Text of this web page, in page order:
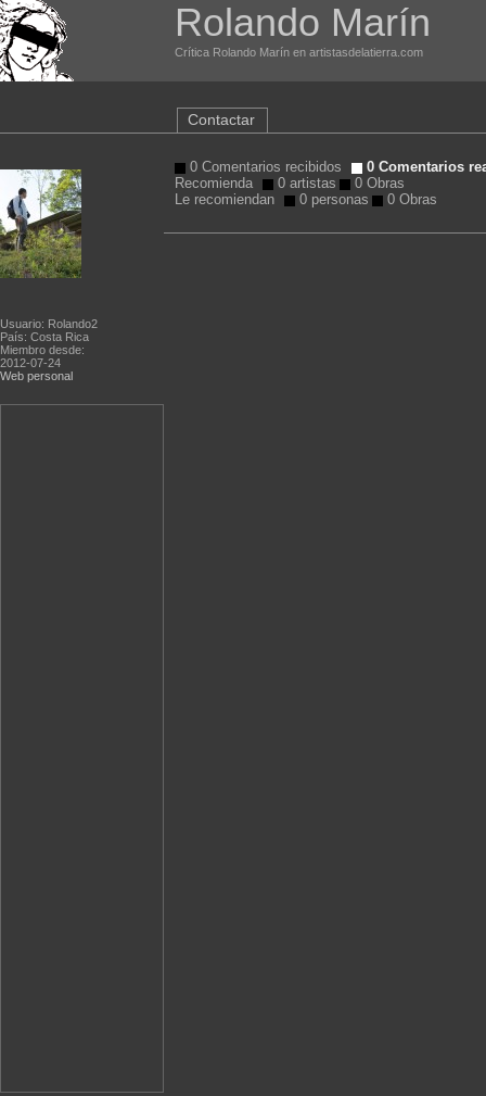
Rolando Marín
Crítica Rolando Marín en artistasdelatierra.com
Usuario: Rolando2
País: Costa Rica
Miembro desde:
2012-07-24
Web personal
Contactar
0 Comentarios recibidos
0 Comentarios
Recomienda
0 artistas
0 Obras
Le recomiendan
0 personas 0 Obras